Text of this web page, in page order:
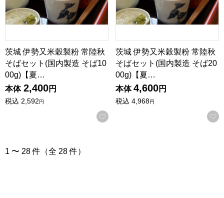
茨城 伊勢又米穀製粉 常陸秋
そばセット(国内製造 そば10
00g)【夏…
本体 2,400円
税込 2,592円
お気に入りに登録する
茨城 伊勢又米穀製粉 常陸秋
そばセット(国内製造 そば20
00g)【夏…
本体 4,600円
税込 4,968円
1 〜 28 件（全 28 件）